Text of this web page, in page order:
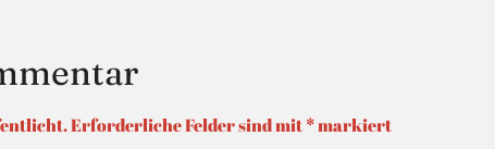
Erforderliche Felder sind mit*markiert